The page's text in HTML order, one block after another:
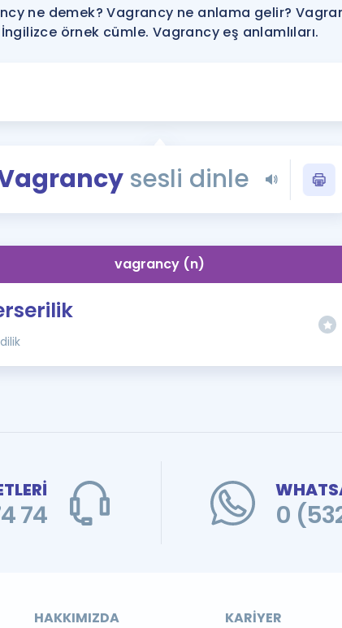
YDS ve YÖKDİL'e
Tüm ÖSYM
YDS - YÖKDİL
İngilizce Gramer
ne demek? Vagrancy ne anlama gelir?
İngilizce örnek cümle. Vagrancy eş anlamlıları.
sesli dinle
vagrancy (n)
74 0
HAKKIMIZDA KARIYER